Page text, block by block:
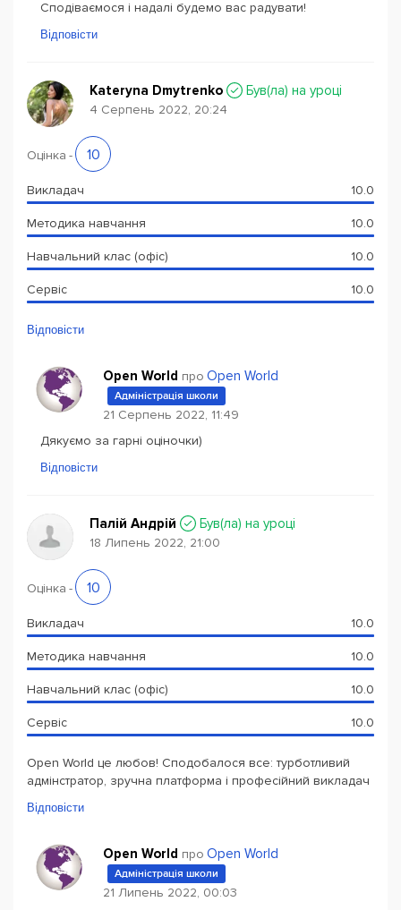
Сподіваємося і надалі будемо вас радувати!
Відповісти
Kateryna Dmytrenko Був(ла) на уроці
4 Серпень 2022, 20:24
Оцінка - 10
Викладач 10.0
Методика навчання 10.0
Навчальний клас (офіс) 10.0
Сервіс 10.0
Відповісти
Open World про Open World
Адміністрація школи
21 Серпень 2022, 11:49
Дякуємо за гарні оціночки)
Відповісти
Палій Андрій Був(ла) на уроці
18 Липень 2022, 21:00
Оцінка - 10
Викладач 10.0
Методика навчання 10.0
Навчальний клас (офіс) 10.0
Сервіс 10.0
Open World це любов! Сподобалося все: турботливий
адмінстратор, зручна платформа і професійний викладач
Відповісти
Open World про Open World
Адміністрація школи
21 Липень 2022, 00:03